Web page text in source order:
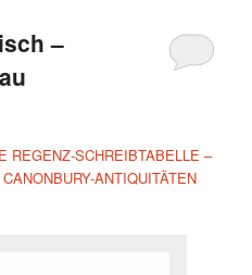
–
REGENZ-SCHREIBTABELLE –
ANTIQUITÄTEN